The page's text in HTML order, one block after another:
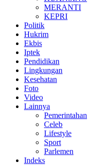
MERANTI
KEPRI
Politik
Hukrim
Ekbis
Iptek
Pendidikan
Lingkungan
Kesehatan
Foto
Video
Lainnya
Pemerintahan
Celeb
Lifestyle
Sport
Parlemen
Indeks